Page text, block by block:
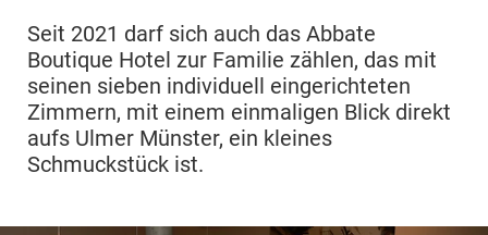
Seit 2021 darf sich auch das Abbate
Boutique Hotel zur Familie zählen, das mit
seinen sieben individuell eingerichteten
Zimmern, mit einem einmaligen Blick direkt
aufs Ulmer Münster, ein kleines
Schmuckstück ist.